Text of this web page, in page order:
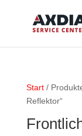
Start/
Reflektor“